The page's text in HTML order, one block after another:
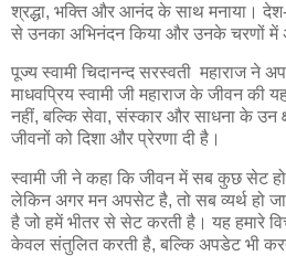
श्रद्धा, भक्ति और आनंद के साथ मनाया।
से उनका अभिनंदन किया और उनके चरणों में
पूज्य स्वामी चिदानन्द सरस्वती महाराज ने
माधवप्रिय स्वामी जी महाराज के जीवन की
नहीं, बल्कि सेवा, संस्कार और साधना के उन
जीवनों को दिशा और प्रेरणा दी है।
स्वामी जी ने कहा कि जीवन में सब कुछ सेट
लेकिन अगर मन अपसेट है, तो सब व्यर्थ हो
है जो हमें भीतर से सेट करती है। यह हमारे
केवल संतुलित करती है, बल्कि अपडेट भी